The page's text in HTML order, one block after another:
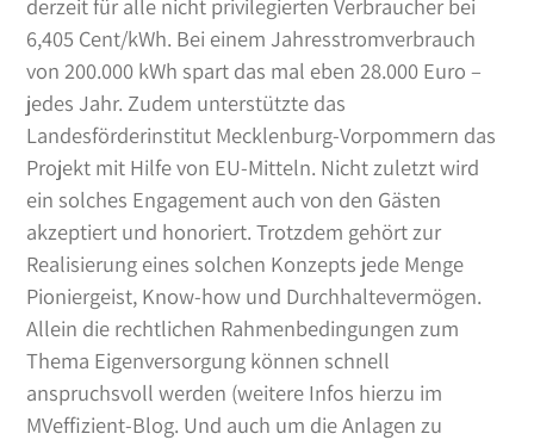
derzeit für alle nicht privilegierten Verbraucher bei
6,405 Cent/kWh. Bei einem Jahresstromverbrauch
von 200.000 kWh spart das mal eben 28.000 Euro –
jedes Jahr. Zudem unterstützte das
Landesförderinstitut Mecklenburg-Vorpommern das
Projekt mit Hilfe von EU-Mitteln. Nicht zuletzt wird
ein solches Engagement auch von den Gästen
akzeptiert und honoriert. Trotzdem gehört zur
Realisierung eines solchen Konzepts jede Menge
Pioniergeist, Know-how und Durchhaltevermögen.
Allein die rechtlichen Rahmenbedingungen zum
Thema Eigenversorgung können schnell
anspruchsvoll werden (weitere Infos hierzu im
MVeffizient-Blog. Und auch um die Anlagen zu